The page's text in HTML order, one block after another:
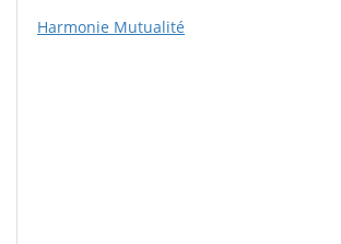
Harmonie Mutualité